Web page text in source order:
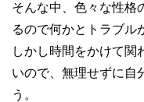
そんな中、色々な性格
るので何かとトラブル
しかし時間をかけて関
いので、無理せずに自
う。